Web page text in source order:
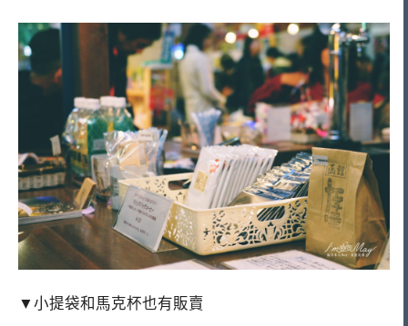
▼小提袋和馬克杯也有販賣